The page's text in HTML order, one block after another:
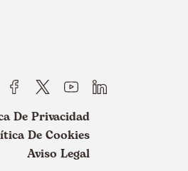
De Privacidad
De Cookies
Aviso Legal